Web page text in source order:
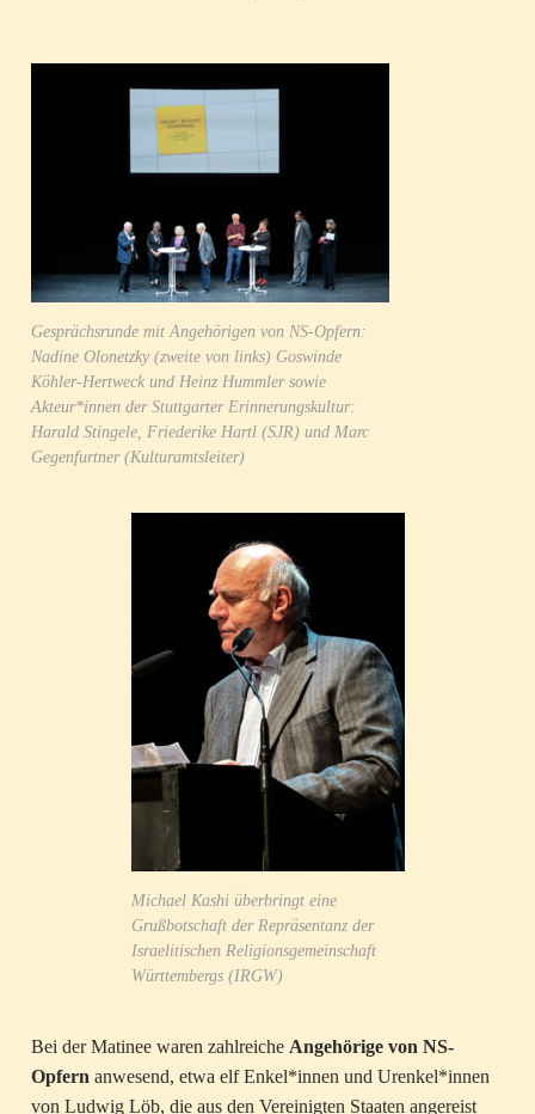
Gesprächsrunde mit Angehörigen von NS-Opfern:
Nadine Olonetzky (zweite von links) Goswinde
Köhler-Hertweck und Heinz Hummler sowie
Akteur*innen der Stuttgarter Erinnerungskultur:
Harald Stingele, Friederike Hartl (SJR) und Marc
Gegenfurtner (Kulturamtsleiter)
Michael Kashi überbringt eine
Grußbotschaft der Repräsentanz der
Israelitischen Religionsgemeinschaft
Württembergs (IRGW)
Bei der Matinee waren zahlreiche Angehörige von NS-
Opfern anwesend, etwa elf Enkel*innen und Urenkel*innen
von Ludwig Löb, die aus den Vereinigten Staaten angereist